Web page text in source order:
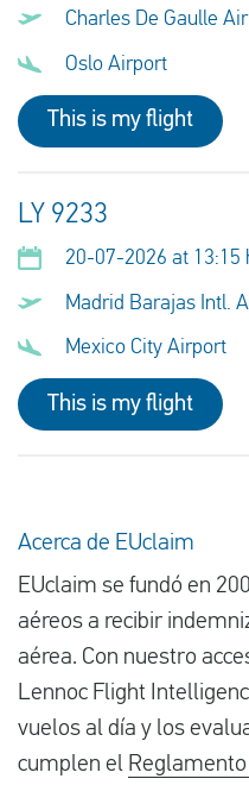
Charles De Gaulle
Oslo Airport
This is my flight
LY 9233
20-07-2026 at 13:15
Madrid Barajas Intl.
Mexico City Airport
This is my flight
Acerca de EUclaim
EUclaim se fundó en
aéreos a recibir
aérea. Con nuestro
Lennoc Flight
vuelos al día y los
cumplen el